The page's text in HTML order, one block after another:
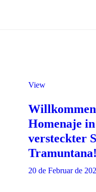
View
Homenaje
versteckter
Tramuntana!
20 de Februar de